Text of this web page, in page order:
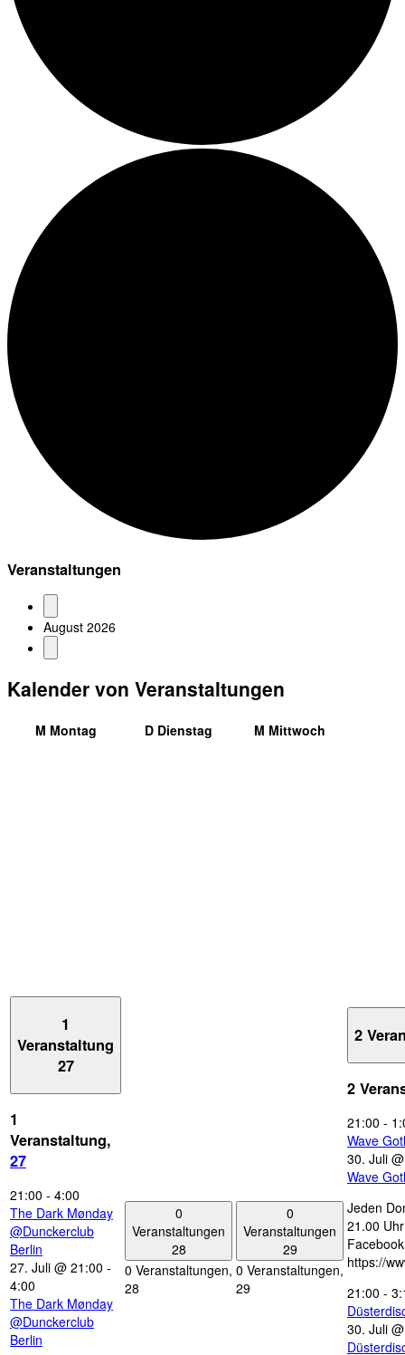
Veranstaltungen
August 2026
Kalender von Veranstaltungen
M Montag D Dienstag M Mittwoch
1
Veranstaltung
27
1
Veranstaltung,
27
21:00 - 4:00
The Dark Mønday
@Dunckerclub
Berlin
27. Juli @ 21:00 -
4:00
The Dark Mønday
@Dunckerclub
Berlin
0
Veranstaltungen
28
0 Veranstaltungen,
28
0
Veranstaltungen
29
0 Veranstaltungen,
29
2
2
21:00 -
Wave
30. Juli
Wave
Jeden
21.00
https://
21:00 -
30. Juli